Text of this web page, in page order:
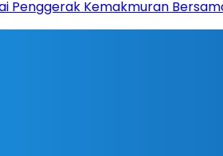
Penggerak Kemakmuran